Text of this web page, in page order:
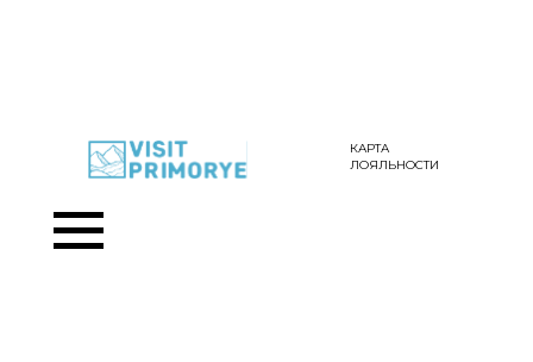
КАРТА
ЛОЯЛЬНОСТИ